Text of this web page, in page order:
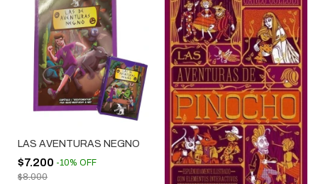
LAS AVENTURAS NEGNO
$7.200 -10% OFF
$8.000